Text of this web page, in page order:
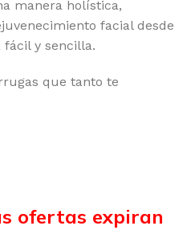
manera holística,
facial desde
y sencilla.
que tanto te
ofertas expiran